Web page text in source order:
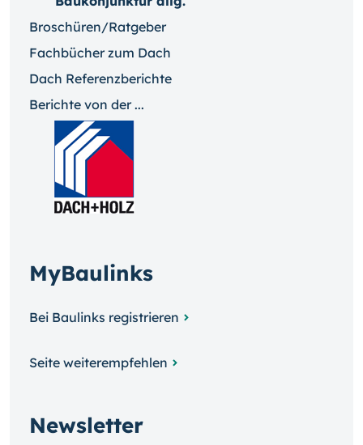
Broschüren/Ratgeber
Fachbücher zum Dach
Dach Referenzberichte
Berichte von der ...
MyBaulinks
Bei Baulinks registrieren
Seite weiterempfehlen
Newsletter